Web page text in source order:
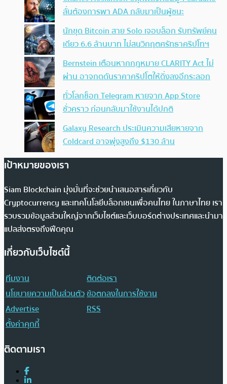
ลั่นต้องการพา ADA กลับมาเป็นผู้ชนะ
นักขุด Bitcoin สาย Solo เจอบล็อก รับทรัพย์คน
เดียว 6.6 ล้านบาท ไม่สนวิกฤตศรัทธาคริปโทฯ
Bernstein เตือนหากกฎหมาย CLARITY Act ไม่
ผ่าน อาจกดดันราคาคริปโตให้ดิ่งลงอีกระลอก
ทั่วโลกช็อก Telegram หายจาก App Store
ชั่วคราว ก่อนกลับมาใช้งานได้ปกติ
Galaxy Research ประเมินความเสียหายจาก
Coldcard อาจพุ่งสูงถึง $130 ล้าน
เป้าหมายของเรา
Siam Blockchain มุ่งมั่นที่จะช่วยนำเสนอสารเกี่ยวกับ
Cryptocurrency และเทคโนโลยีบล็อกเชนเพื่อคนไทย ในภาษาไทย เรา
รวบรวมข้อมูลส่วนใหญ่จากเว็บไซต์และเว็บบอร์ดต่างประเทศและนำมา
แปลส่งตรงถึงฟีดคุณ
เกี่ยวกับเว็บไซต์นี้
ทีมงาน
ติดต่อเรา
นโยบายความเป็นส่วนตัวข้อตกลงในการใช้งาน
Advertise
RSS
ตั้งค่าคุกกี้
ติดตามเรา